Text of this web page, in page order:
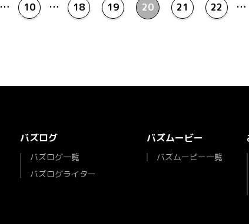
… 10 … 18 19 20 21 22 …
バズログ
バズログ一覧
バズログライター
バズムービー
バズムービー一覧